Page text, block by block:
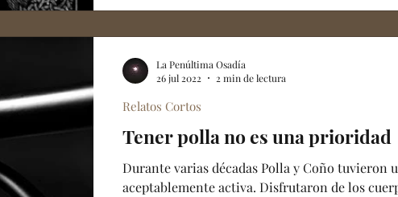
Tener polla no es una prioridad
Durante varias décadas Polla y Coño tuvieron
aceptablemente activa. Disfrutaron de los
Relatos Cortos
La Penúltima Osadía
26 jul 2022
2 min de lectura